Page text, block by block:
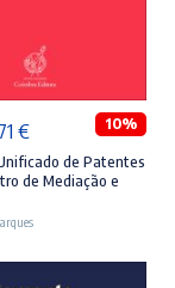
€.
€O
preço
atual
é:
19,71 €.
10%
de Patentes
de Mediação e